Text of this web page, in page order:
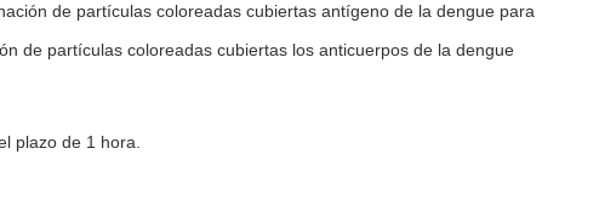
de partículas coloreadas cubiertas antígeno de la dengue para
de partículas coloreadas cubiertas los anticuerpos de la dengue
plazo de 1 hora.